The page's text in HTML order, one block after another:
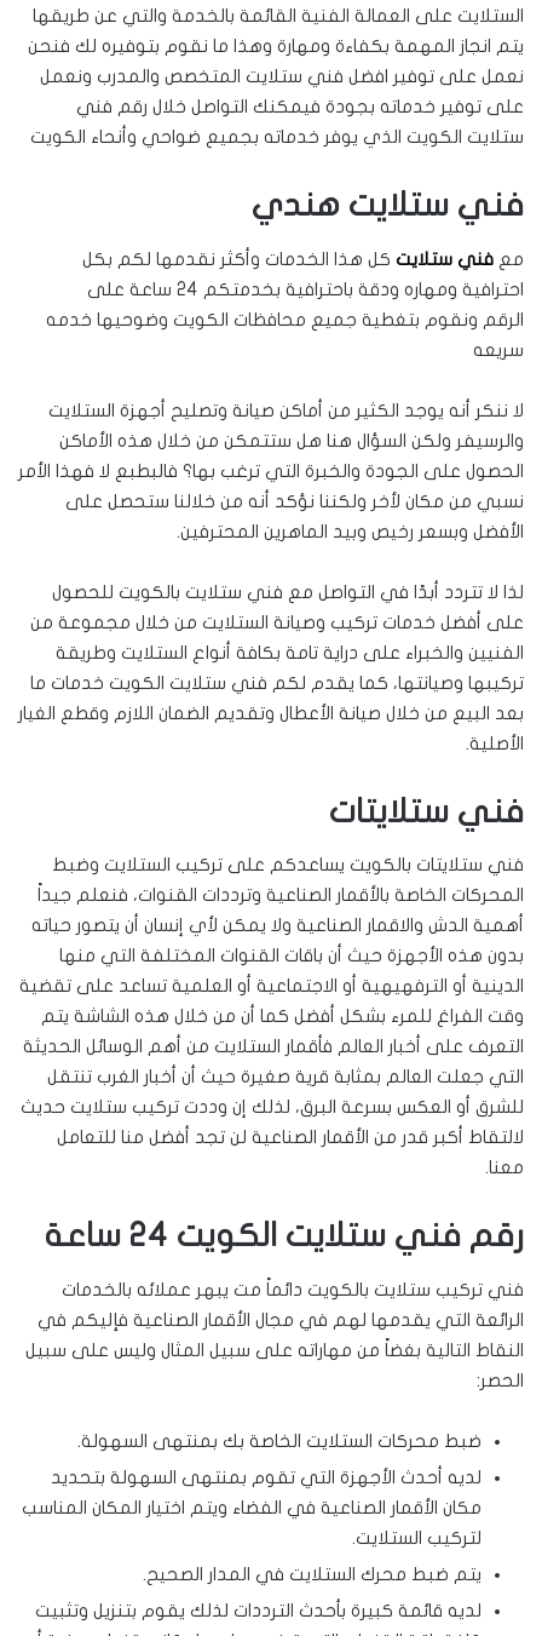
الستلايت على العمالة الفنية القائمة بالخدمة والتي عن طريقها
يتم انجاز المهمة بكفاءة ومهارة وهذا ما نقوم بتوفيره لك فنحن
نعمل على توفير افضل فني ستلايت المتخصص والمدرب ونعمل
على توفير خدماته بجودة فيمكنك التواصل خلال رقم فني
ستلايت الكويت الذي يوفر خدماته بجميع ضواحي وأنحاء الكويت
فني ستلايت هندي
مع فني ستلايت كل هذا الخدمات وأكثر نقدمها لكم بكل
احترافية ومهاره ودقة باحترافية بخدمتكم 24 ساعة على
الرقم ونقوم بتغطية جميع محافظات الكويت وضوحيها خدمه
سريعه
لا ننكر أنه يوجد الكثير من أماكن صيانة وتصليح أجهزة الستلايت
والرسيفر ولكن السؤال هنا هل ستتمكن من خلال هذه الأماكن
الحصول على الجودة والخبرة التي ترغب بها؟ فالبطبع لا فهذا الأمر
نسبي من مكان لأخر ولكننا نؤكد أنه من خلالنا ستحصل على
الأفضل وبسعر رخيص وبيد الماهرين المحترفين.
لذا لا تتردد أبدًا في التواصل مع فني ستلايت بالكويت للحصول
على أفضل خدمات تركيب وصيانة الستلايت من خلال مجموعة من
الفنيين والخبراء على دراية تامة بكافة أنواع الستلايت وطريقة
تركيبها وصيانتها، كما يقدم لكم فني ستلايت الكويت خدمات ما
بعد البيع من خلال صيانة الأعطال وتقديم الضمان اللازم وقطع الغيار
الأصلية.
فني ستلايتات
فني ستلايتات بالكويت يساعدكم على تركيب الستلايت وضبط
المحركات الخاصة بالأقمار الصناعية وترددات القنوات، فنعلم جيداً
أهمية الدش والاقمار الصناعية ولا يمكن لأي إنسان أن يتصور حياته
بدون هذه الأجهزة حيث أن باقات القنوات المختلفة التي منها
الدينية أو الترفهيهية أو الاجتماعية أو العلمية تساعد على تقضية
وقت الفراغ للمرء بشكل أفضل كما أن من خلال هذه الشاشة يتم
التعرف على أخبار العالم فأقمار الستلايت من أهم الوسائل الحديثة
التي جعلت العالم بمثابة قرية صغيرة حيث أن أخبار الغرب تنتقل
للشرق أو العكس بسرعة البرق، لذلك إن وددت تركيب ستلايت حديث
لالتقاط أكبر قدر من الأقمار الصناعية لن تجد أفضل منا للتعامل
معنا.
رقم فني ستلايت الكويت 24 ساعة
فني تركيب ستلايت بالكويت دائماً مت يبهر عملائه بالخدمات
الرائعة التي يقدمها لهم في مجال الأقمار الصناعية فإليكم في
النقاط التالية بغضاً من مهاراته على سبيل المثال وليس على سبيل
الحصر:
ضبط محركات الستلايت الخاصة بك بمنتهى السهولة.
لديه أحدث الأجهزة التي تقوم بمنتهى السهولة بتحديد
مكان الأقمار الصناعية في الفضاء ويتم اختيار المكان المناسب
لتركيب الستلايت.
يتم ضبط محرك الستلايت في المدار الصحيح.
لديه قائمة كبيرة بأحدث الترددات لذلك يقوم بتنزيل وتثبيت